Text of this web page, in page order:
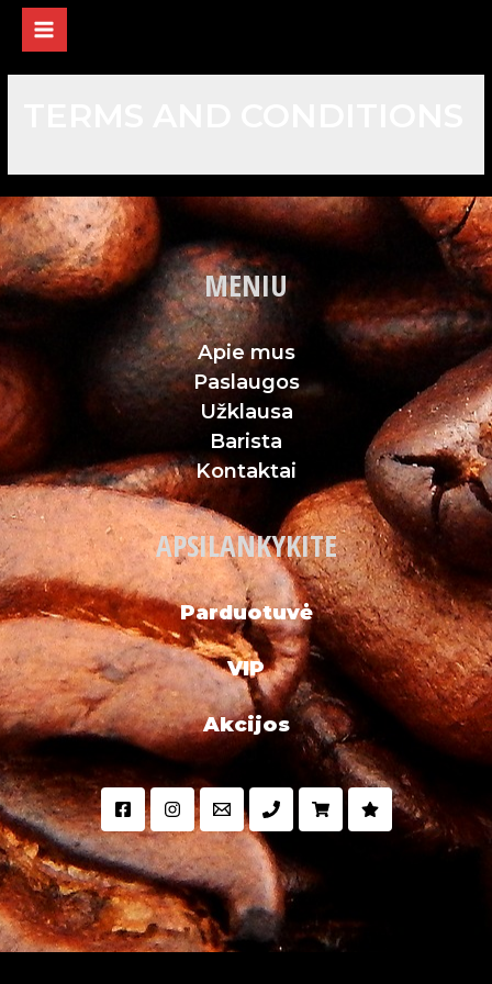
MENIU
Apie mus
Paslaugos
Užklausa
Barista
Kontaktai
APSILANKYKITE
Parduotuvė
VIP
Akcijos